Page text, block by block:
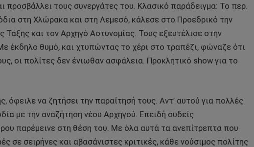
προσβάλλει τους συνεργάτες του. Κλασικό παράδειγμα: Το περ.
στη Χλώρακα και στη Λεμεσό, κάλεσε στο Προεδρικό την
Τάξης και τον Αρχηγό Αστυνομίας. Τους εξευτέλισε στην
έκδηλο θυμό, και χτυπώντας το χέρι στο τραπέζι, φώναζε ότι
οι πολίτες δεν ένιωθαν ασφάλεια. Προκλητικό show για το
όφειλε να ζητήσει την παραίτησή τους. Αντ’ αυτού για πολλές
με την αναζήτηση νέου Αρχηγού. Επειδή ουδείς
παρέμεινε στη θέση του. Με όλα αυτά τα ανεπίτρεπτα που
σε σειρήνες και αβασάνιστες κριτικές, κάθε νούσιμος πολίτης